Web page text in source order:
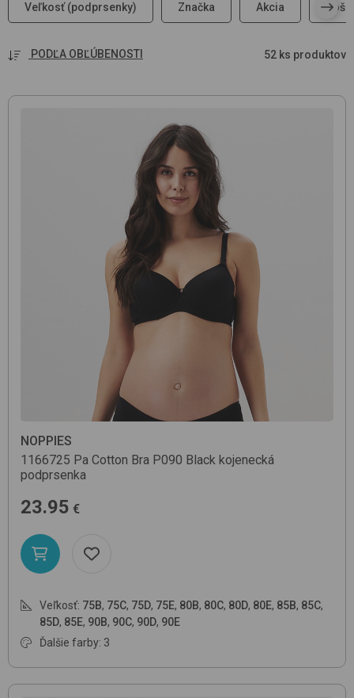
Veľkosť (podprsenky) Značka Akcia
PODĽA OBĽÚBENOSTI 52 ks produktov
NOPPIES
1166725 Pa Cotton Bra P090 Black kojenecká
podprsenka
23.95 €
Veľkosť: 75B, 75C, 75D, 75E, 80B, 80C, 80D, 80E, 85B, 85C,
85D, 85E, 90B, 90C, 90D, 90E
Ďalšie farby: 3